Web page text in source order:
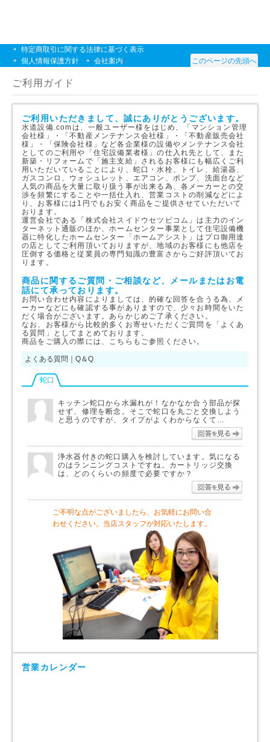
特定商取引に関する法律に基づく表示
個人情報保護方針
会社案内 このページの先頭へ
ご利用ガイド
ご利用いただきまして、誠にありがとうございます。
水道設備.comは、一般ユーザー様をはじめ、「マンション管理
会社様」・「不動産メンテナンス会社様」・「不動産販売会社
様」・「保険会社様」など各企業様の設備やメンテナンス会社
としてのご利用や「住宅設備業者様」の仕入れ先として、また
新築・リフォームで「施主支給」されるお客様にも幅広くご利
用いただいていることにより、蛇口・水栓、トイレ、給湯器、
ガスコンロ、ウォシュレット、エアコン、ポンプ、洗面台など
人気の商品を大量に取り扱う事が出来る為、各メーカーとの交
渉を頻繁にすることや一括仕入れ、営業コストの削減などによ
り、お客様には1円でもお安く商品をご提供させていただいて
おります。
運営会社である「株式会社スイドウセツビコム」は主力のイン
ターネット通販のほか、ホームセンター事業として住宅設備機
器に特化したホームセンター「ホームアシスト」はプロ御用達
の店としてご利用頂いておりますが、地域のお客様にも他店を
圧倒する価格と従業員の専門知識の豊富さからご好評頂いてお
ります。
商品に関するご質問・ご相談など、メールまたはお電
話にて承っております。
お問い合わせ内容によりましては、的確な回答を合うる為、メ
ーカーなどにも確認する事がありますので、少々お時間をいた
だく場合がございます。あらかじめご了承ください。
なお、お客様から比較的多くお寄せいただくご質問を「よくあ
る質問」としてまとめております。
商品をご購入の際には、こちらもご参照ください。
よくある質問｜Q＆Q
蛇口
キッチン蛇口から水漏れが！なかなか合う部品が探
せず、修理を断念。そこで蛇口を丸ごと交換しよう
と思うのですが、タイプがよくわからなくて…
浄水器付きの蛇口購入を検討しています。気になる
のはランニングコストですね。カートリッジ交換
は、どのくらいの頻度で必要ですか？
ご不明な点がございましたら、お気軽にお問い合
わせください。当店スタッフが対応いたします。
営業カレンダー